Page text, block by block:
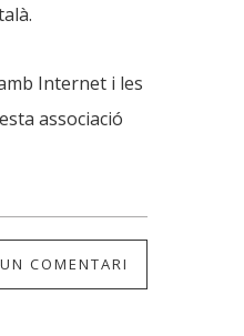
Internet i les
associació
COMENTARI